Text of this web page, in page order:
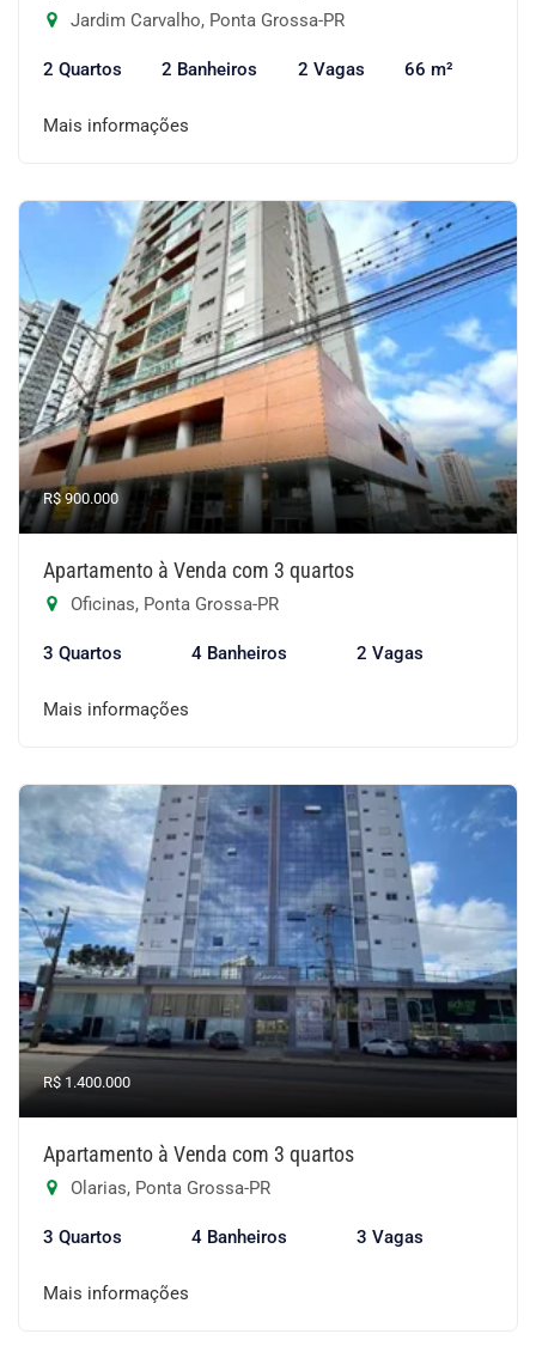
Jardim Carvalho, Ponta Grossa-PR
2 Quartos 2 Banheiros 2 Vagas 66 m²
Mais informações
R$ 900.000
Apartamento à Venda com 3 quartos
Oficinas, Ponta Grossa-PR
3 Quartos 4 Banheiros 2 Vagas
Mais informações
R$ 1.400.000
Apartamento à Venda com 3 quartos
Olarias, Ponta Grossa-PR
3 Quartos 4 Banheiros 3 Vagas
Mais informações